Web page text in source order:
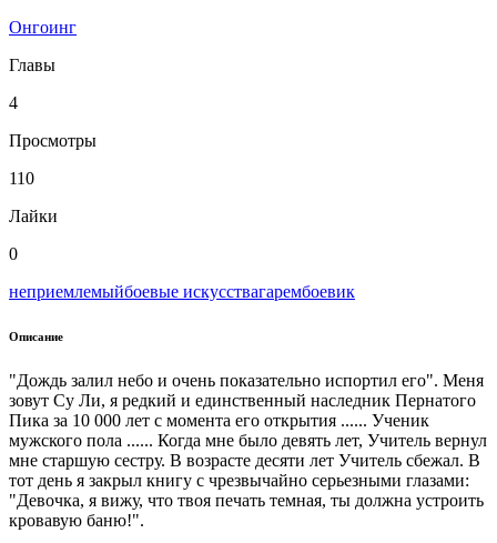
Онгоинг
Главы
4
Просмотры
110
Лайки
0
неприемлемыйбоевые искусствагарембоевик
Описание
"Дождь залил небо и очень показательно испортил его". Меня
зовут Су Ли, я редкий и единственный наследник Пернатого
Пика за 10 000 лет с момента его открытия ...... Ученик
мужского пола ...... Когда мне было девять лет, Учитель вернул
мне старшую сестру. В возрасте десяти лет Учитель сбежал. В
тот день я закрыл книгу с чрезвычайно серьезными глазами:
"Девочка, я вижу, что твоя печать темная, ты должна устроить
кровавую баню!".